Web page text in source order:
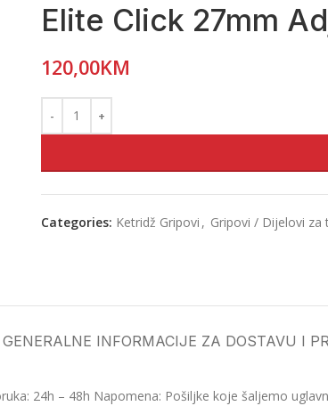
Elite Click 27mm
120,00KM
Categories: Ketridž Gripovi , Gripovi / Dijelovi
GENERALNE INFORMACIJE ZA DOSTAVU I
24h – 48h Napomena: Pošiljke koje šaljemo